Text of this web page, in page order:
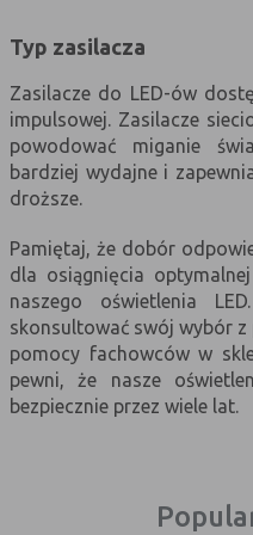
serwisu,
wybrane
Biznesowe
serwisu,
możliwości
witryny
działanie
B. Ze względu na czas
Typ zasilacza
Zasilacze do LED-ów
impulsowej. Zasilacze
powodować miganie
bardziej wydajne i
droższe.
Pamiętaj, że dobór
dla osiągnięcia
naszego oświetlenia
skonsultować swój wybór
pomocy fachowców w
pewni, że nasze
bezpiecznie przez wiele lat.